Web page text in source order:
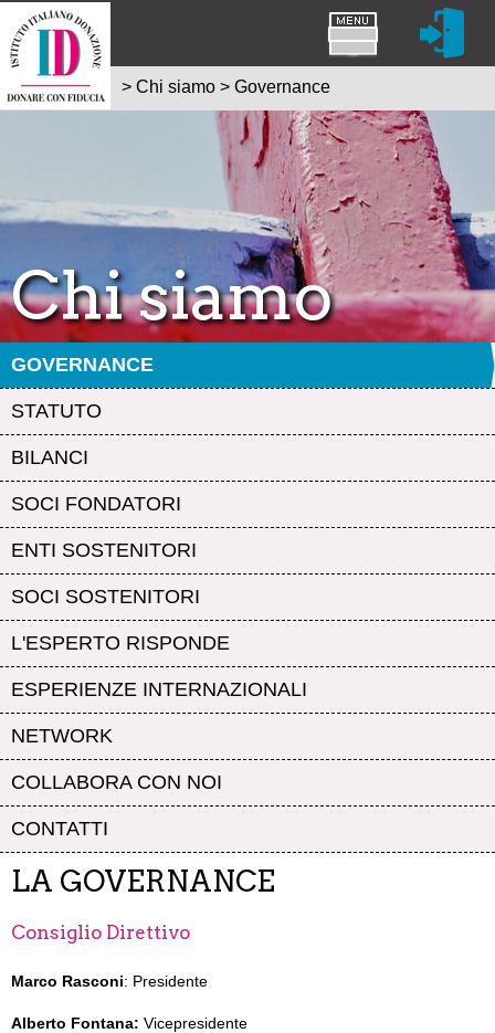
Chi siamo
GOVERNANCE
STATUTO
BILANCI
SOCI FONDATORI
ENTI SOSTENITORI
SOCI SOSTENITORI
L'ESPERTO RISPONDE
ESPERIENZE INTERNAZIONALI
NETWORK
COLLABORA CON NOI
CONTATTI
> Chi siamo > Governance
LA GOVERNANCE
Consiglio Direttivo
Marco Rasconi: Presidente
Alberto Fontana: Vicepresidente